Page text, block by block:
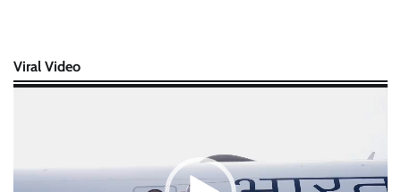
Viral Video